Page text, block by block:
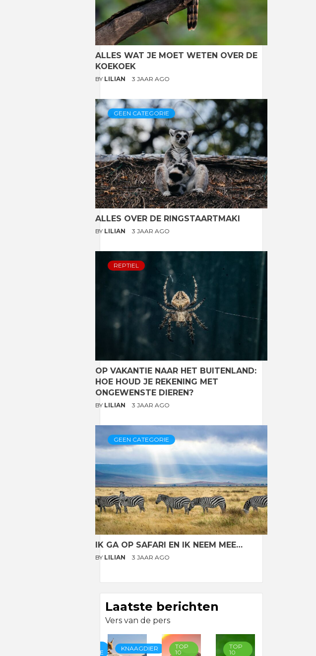
ALLES WAT JE MOET WETEN OVER DE
KOEKOEK
BY LILIAN 3 JAAR AGO
GEEN CATEGORIE
ALLES OVER DE RINGSTAARTMAKI
BY LILIAN 3 JAAR AGO
REPTIEL
OP VAKANTIE NAAR HET BUITENLAND:
HOE HOUD JE REKENING MET
ONGEWENSTE DIEREN?
BY LILIAN 3 JAAR AGO
GEEN CATEGORIE
IK GA OP SAFARI EN IK NEEM MEE…
BY LILIAN 3 JAAR AGO
Laatste berichten
Vers van de pers
CATEGORIE
KNAAGDIER
TOP
10
TOP
10